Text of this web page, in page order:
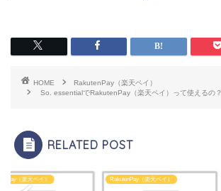
HOME
RakutenPay（楽天ペイ）
So. essentialでRakutenPay（楽天ペイ）って使えるの？
RELATED POST
（楽天ペイ） RakutenPay（楽天ペイ）